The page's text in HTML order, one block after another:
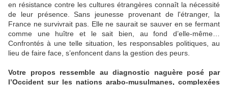
en résistance contre les cultures étrangères connaît la nécessité
de leur présence. Sans jeunesse provenant de l'étranger, la
France ne survivrait pas. Elle ne saurait se sauver en se fermant
comme une huître et le sait bien, au fond d’elle-même…
Confrontés à une telle situation, les responsables politiques, au
lieu de faire face, s’enfoncent dans la gestion des peurs.
Votre propos ressemble au diagnostic naguère posé par
l’Occident sur les nations arabo-musulmanes, complexées